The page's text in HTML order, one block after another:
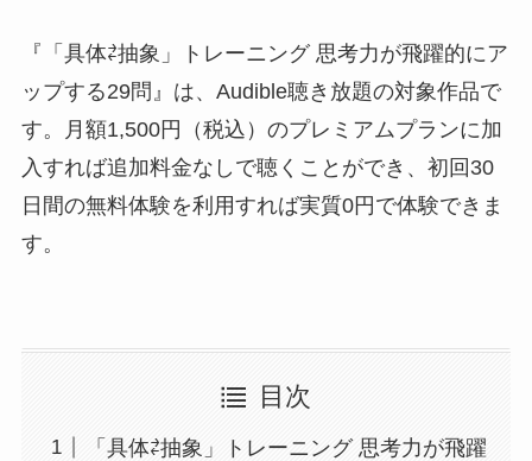
『「具体⇄抽象」トレーニング 思考力が飛躍的にア
ップする29問』は、Audible聴き放題の対象作品で
す。月額1,500円（税込）のプレミアムプランに加
入すれば追加料金なしで聴くことができ、初回30
日間の無料体験を利用すれば実質0円で体験できま
す。
目次
「具体⇄抽象」トレーニング 思考力が飛躍